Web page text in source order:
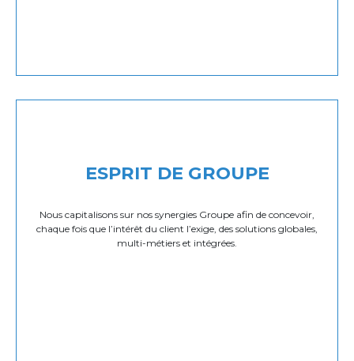
ESPRIT DE GROUPE
Nous capitalisons sur nos synergies Groupe afin de concevoir,
chaque fois que l’intérêt du client l’exige, des solutions globales,
multi-métiers et intégrées.